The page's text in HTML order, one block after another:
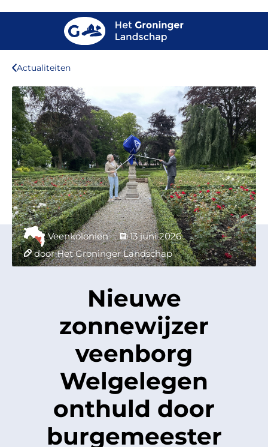
Actualiteiten
Veenkoloniën
13 juni 2026
door Het Groninger Landschap
Nieuwe
zonnewijzer
veenborg
Welgelegen
onthuld door
burgemeester